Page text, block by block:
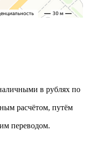
в рублях по
расчётом, путём
переводом.